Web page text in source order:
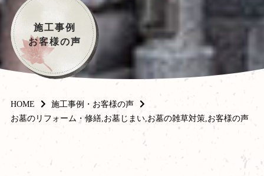
施工事例
お客様の声
HOME
施工事例・お客様の声
お墓のリフォーム・修繕,お墓じまい,お墓の雑草対策,お客様の声